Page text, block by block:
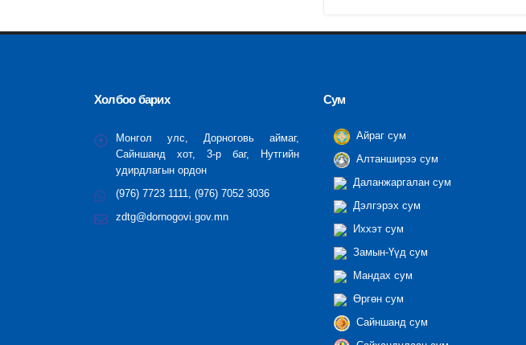
Холбоо барих
Монгол улс, Дорноговь аймаг,
Сайншанд хот, 3-р баг, Нутгийн
удирдлагын ордон
(976) 7723 1111, (976) 7052 3036
zdtg@dornogovi.gov.mn
Сум
Айраг сум
Алтанширээ сум
Даланжаргалан сум
Дэлгэрэх сум
Иххэт сум
Замын-Үүд сум
Мандах сум
Өргөн сум
Сайншанд сум